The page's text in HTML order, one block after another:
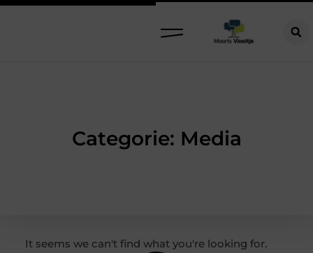
Categorie: Media
It seems we can't find what you're looking for.